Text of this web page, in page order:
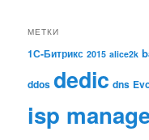
МЕТКИ
1С-Битрикс 2015 alice2k
ddos dedic dns
isp